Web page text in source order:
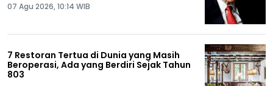
07 Agu 2026, 10:14 WIB
7 Restoran Tertua di Dunia yang Masih
Beroperasi, Ada yang Berdiri Sejak Tahun
803